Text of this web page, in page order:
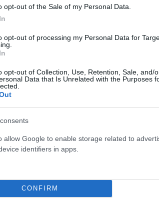
opt-out of the Sale of my Personal Data.
opt-out of processing my Personal Data for
opt-out of Collection, Use, Retention, Sale, and/
Data that Is Unrelated with the Purposes
allow Google to enable storage related to
identifiers in apps.
CONFIRM
στην
έχουν δηλώσει πρόθυμοι να
των ενόπλων
Flash.gr
για τα Στενά του